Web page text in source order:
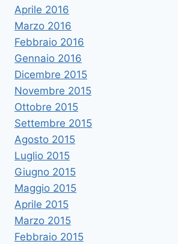
Aprile 2016
Marzo 2016
Febbraio 2016
Gennaio 2016
Dicembre 2015
Novembre 2015
Ottobre 2015
Settembre 2015
Agosto 2015
Luglio 2015
Giugno 2015
Maggio 2015
Aprile 2015
Marzo 2015
Febbraio 2015